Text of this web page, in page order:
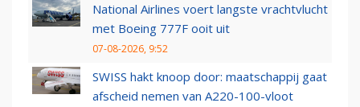
National Airlines voert langste vrachtvlucht
met Boeing 777F ooit uit
07-08-2026, 9:52
SWISS hakt knoop door: maatschappij gaat
afscheid nemen van A220-100-vloot